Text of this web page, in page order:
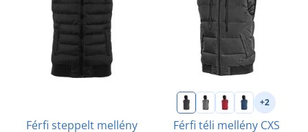
Férfi steppelt mellény
+2
Férfi téli mellény CXS